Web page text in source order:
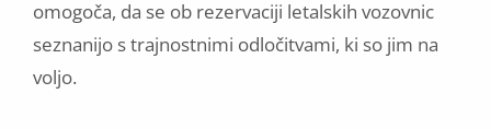
omogoča, da se ob rezervaciji letalskih vozovnic
seznanijo s trajnostnimi odločitvami, ki so jim na
voljo.